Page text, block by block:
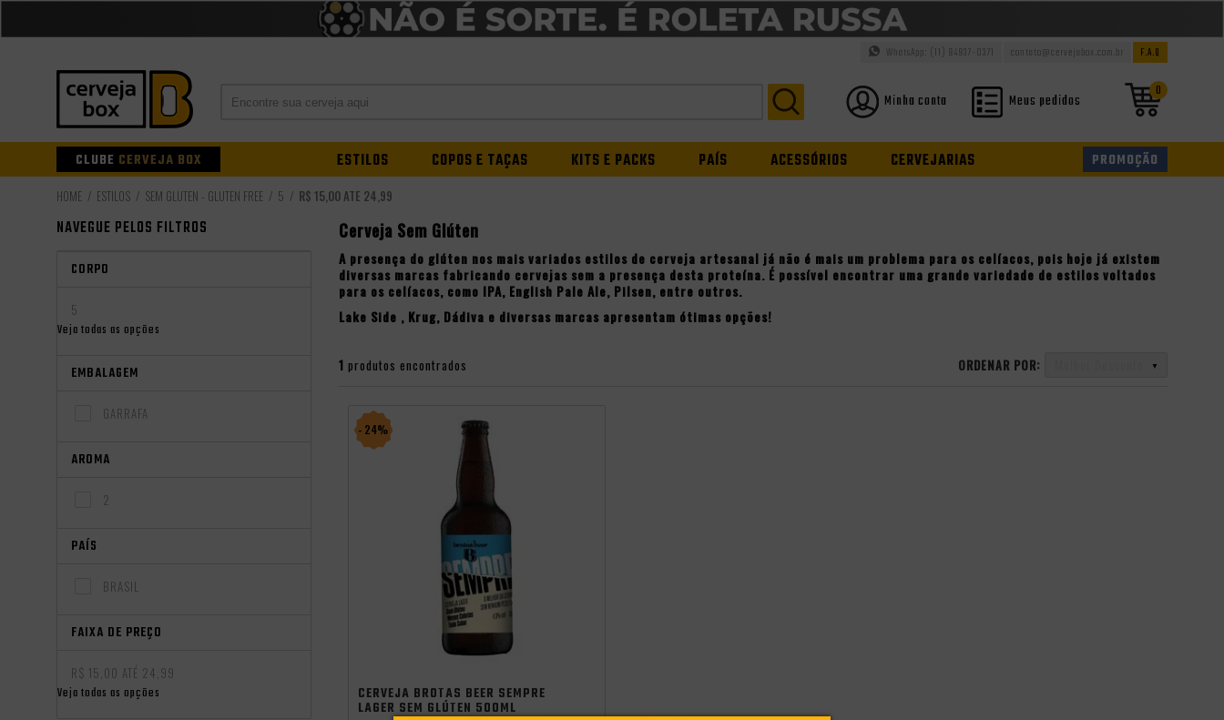
F.A.Q
contato@cervejabox.com.br
WhatsApp: (11) 94937-0371
0
Minha conta Meus pedidos
CLUBE CERVEJA BOX ESTILOS COPOS E TAÇAS KITS E PACKS PAÍS ACESSÓRIOS CERVEJARIAS PROMOÇÃO
ESTILOS SEM GLÚTEN - GLUTEN FREE 5 R$ 15,00 ATÉ 24,99
NAVEGUE PELOS FILTROS
CORPO
5
Veja todas as opções
EMBALAGEM
GARRAFA
AROMA
2
PAÍS
BRASIL
FAIXA DE PREÇO
R$ 15,00 ATÉ 24,99
Veja todas as opções
Cerveja Sem Glúten
A presença do glúten nos mais variados estilos de cerveja artesanal já não é mais um problema para os celíacos, pois hoje já existem
diversas marcas fabricando cervejas sem a presença desta proteína. É possível encontrar uma grande variedade de estilos voltados
para os celíacos, como IPA, English Pale Ale, Pilsen, entre outros.
Lake Side , Krug, Dádiva e diversas marcas apresentam ótimas opções!
1 produtos encontrados ORDENAR POR:
- 24%
CERVEJA BROTAS BEER SEMPRE
LAGER SEM GLÚTEN 500ML